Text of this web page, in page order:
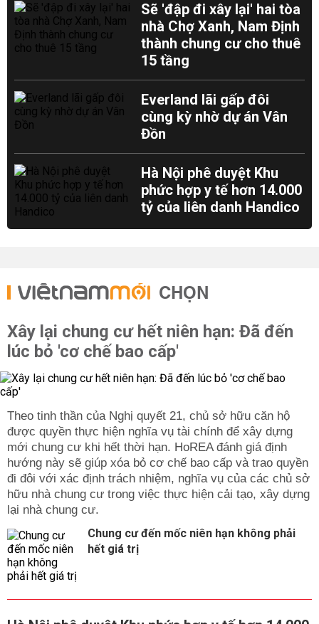
Sẽ 'đập đi xây lại' hai tòa
nhà Chợ Xanh, Nam Định
thành chung cư cho thuê
15 tầng
Everland lãi gấp đôi
cùng kỳ nhờ dự án Vân
Đồn
Hà Nội phê duyệt Khu
phức hợp y tế hơn 14.000
tỷ của liên danh Handico
CHỌN
Xây lại chung cư hết niên hạn: Đã đến
lúc bỏ 'cơ chế bao cấp'
Theo tinh thần của Nghị quyết 21, chủ sở hữu căn hộ
được quyền thực hiện nghĩa vụ tài chính để xây dựng
mới chung cư khi hết thời hạn. HoREA đánh giá định
hướng này sẽ giúp xóa bỏ cơ chế bao cấp và trao quyền
đi đôi với xác định trách nhiệm, nghĩa vụ của các chủ sở
hữu nhà chung cư trong việc thực hiện cải tạo, xây dựng
lại nhà chung cư.
Chung cư đến mốc niên hạn không phải
hết giá trị